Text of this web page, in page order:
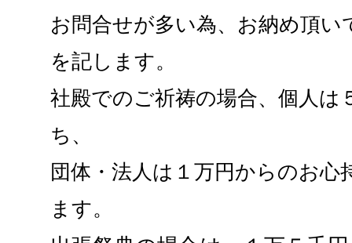
お問合せが多い為、お納め頂い
を記します。
社殿でのご祈祷の場合、個人は
ち、
団体・法人は１万円からのお
ます。